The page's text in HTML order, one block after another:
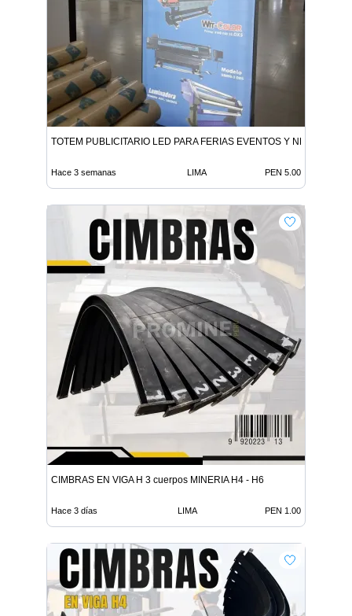
TOTEM PUBLICITARIO LED PARA FERIAS EVENTOS Y NEGOCIOS
Hace 3 semanas LIMA PEN 5.00
CIMBRAS EN VIGA H 3 cuerpos MINERIA H4 - H6
Hace 3 días LIMA PEN 1.00